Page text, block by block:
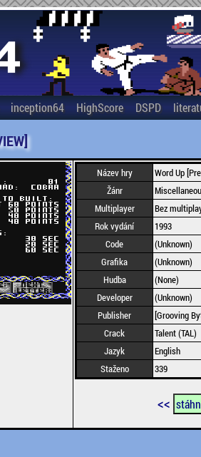
inception64 HighScore DSPD
Název hry
Word Up
Žánr
Multiplayer
Bez
Rok vydání
1993
Code
(Unknown)
Grafika
(Unknown)
Hudba
(None)
Developer
(Unknown)
Publisher
[Grooving
Crack
Talent (TAL)
Jazyk
English
Staženo
339
<<